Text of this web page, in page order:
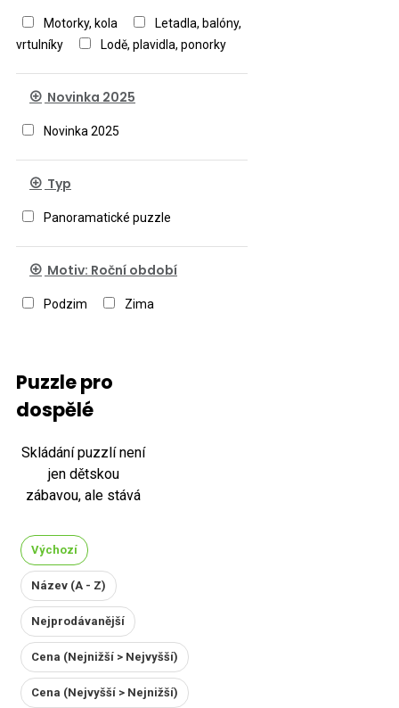
Motorky, kola
Letadla, balóny,
vrtulníky
Lodě, plavidla, ponorky
Novinka 2025
Novinka 2025
Typ
Panoramatické puzzle
Motiv: Roční období
Podzim Zima
Puzzle pro
dospělé
Skládání puzzlí není
jen dětskou
zábavou, ale stává
volnočasovou
aktivitou i pro
dospělé. Svědčí o
tom i fakt, že puzzle
jsou součástí loga
internetové
encyklopedie
Wikipedie, což
Výchozí
Název (A - Z)
Nejprodávanější
Cena (Nejnižší > Nejvyšší)
Cena (Nejvyšší > Nejnižší)